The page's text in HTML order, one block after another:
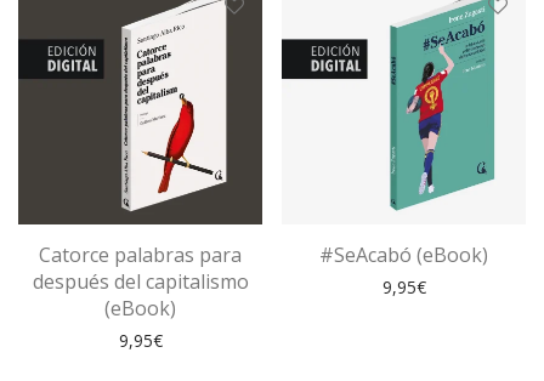
Catorce palabras para
después del capitalismo
(eBook)
9,95€
#SeAcabó (eBook)
9,95€